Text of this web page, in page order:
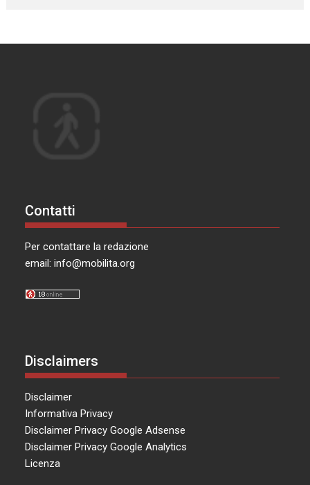
Contatti
Per contattare la redazione
email:info@mobilita.org
Disclaimers
Disclaimer
Informativa Privacy
Disclaimer Privacy Google Adsense
Disclaimer Privacy Google Analytics
Licenza